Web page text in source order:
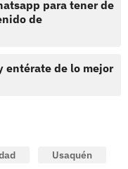
para tener de
de
entérate de lo mejor
Usaquén